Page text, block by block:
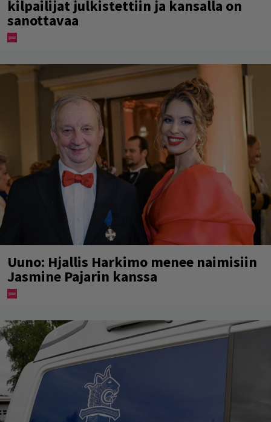
kilpailijat julkistettiin ja kansalla on
sanottavaa
Uuno: Hjallis Harkimo menee naimisiin
Jasmine Pajarin kanssa